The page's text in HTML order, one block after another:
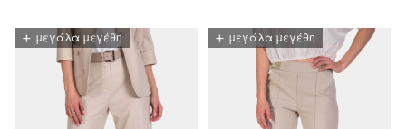
+ μεγάλα μεγέθη + μεγάλα μεγέθη